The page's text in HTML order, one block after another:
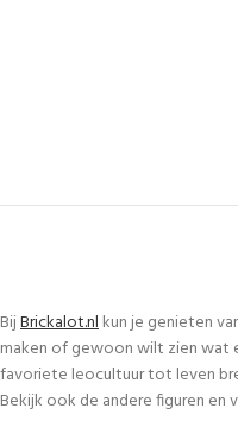
BijBrickalot.nlkun je genieten
maken of gewoon wilt zien wat
favoriete leocultuur tot leven
Bekijk ook de andere figuren en